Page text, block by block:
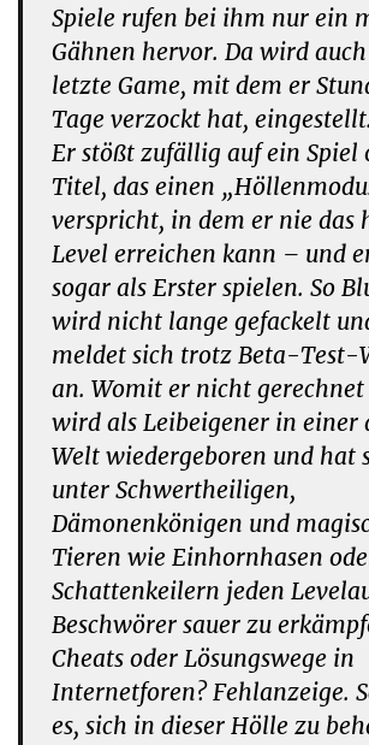
Spiele rufen bei ihm nur ein
Gähnen hervor. Da wird
letzte Game, mit dem er
Tage verzockt hat,
Er stößt zufällig auf ein Spiel
Titel, das einen
verspricht, in dem er nie das
Level erreichen kann – und
sogar als Erster spielen. So
wird nicht lange gefackelt
meldet sich trotz Beta-Test-
an. Womit er nicht gerechnet
wird als Leibeigener in einer
Welt wiedergeboren und hat
unter Schwertheiligen,
Dämonenkönigen und
Tieren wie Einhornhasen
Schattenkeilern jeden
Beschwörer sauer zu
Cheats oder Lösungswege in
Internetforen? Fehlanzeige.
es, sich in dieser Hölle zu